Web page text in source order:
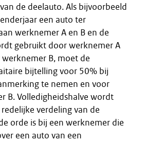
de deelauto. Als bijvoorbeeld
een auto ter
werknemer A en B en de
gebruikt door werknemer A
B, moet de
bijtelling voor 50% bij
te nemen en voor
B. Volledigheidshalve wordt
verdeling van de
orde is bij een werknemer die
een auto van een